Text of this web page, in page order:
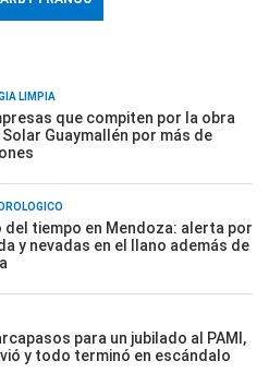
LIMPIA
que compiten por la obra
Guaymallén por más de
tiempo en Mendoza: alerta por
y nevadas en el llano además de
para un jubilado al PAMI,
y todo terminó en escándalo